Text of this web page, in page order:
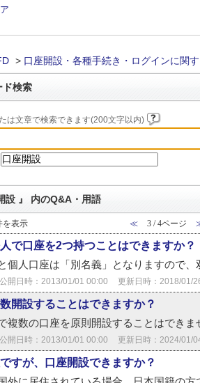
> 口座開設・各種手続き・ログインに関
ド検索
は文章で検索できます(200文字以内)
設 』 内のQ&A・用語
を表示 ≪ 3 / 4ページ
で口座を2つ持つことはできますか？
個人口座は「別名義」となりますので、
公開日時：2013/01/01 00:00 更新日時：2018/01/
開設することはできますか？
複数の口座を原則開設することはできま
公開日時：2013/01/01 00:00 更新日時：2024/01/
すが、口座開設できますか？